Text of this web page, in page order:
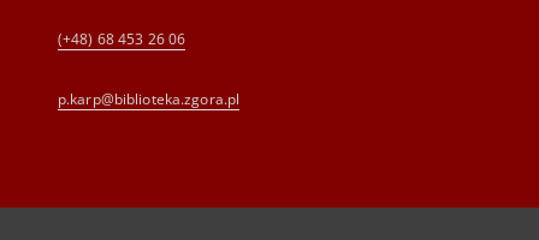
(+48) 68 453 26 06
p.karp@biblioteka.zgora.pl